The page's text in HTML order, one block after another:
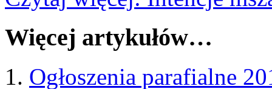
Więcej artykułów…
Ogłoszenia parafialne